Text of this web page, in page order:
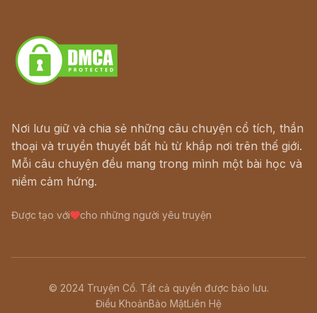
Nơi lưu giữ và chia sẻ những câu chuyện cổ tích, thần
thoại và truyền thuyết bất hủ từ khắp nơi trên thế giới.
Mỗi câu chuyện đều mang trong mình một bài học và
niềm cảm hứng.
Được tạo với cho những người yêu truyện
© 2024 Truyện Cổ. Tất cả quyền được bảo lưu.
Điều KhoảnBảo MậtLiên Hệ